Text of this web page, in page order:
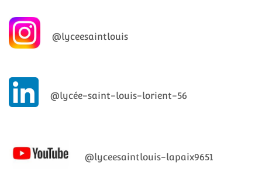
@lyceesaintlouis
@lycée-saint-louis-lorient-56
@lyceesaintlouis-lapaix9651